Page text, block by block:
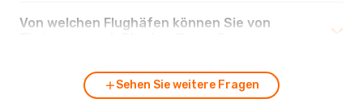
Von welchen Flughäfen können Sie von
Sehen Sie weitere Fragen